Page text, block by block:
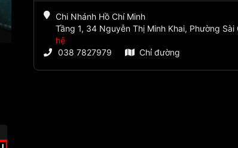
Chi Nhánh Hồ Chí Minh
Tầng 1, 34 Nguyễn Thị Minh Khai, Phường Sài
hệ
038 7827979
Chỉ đường